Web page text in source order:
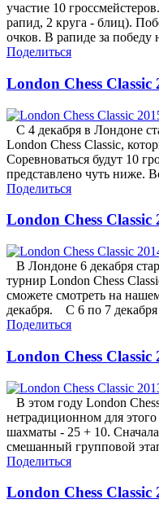
участие 10
рапид, 2 круга - блиц).
очков. В рапиде за победу
Поделиться
London Chess Classic
С 4 декабря в Лондоне
London Chess Classic,
Соревноваться будут 10
представлено чуть ниже.
Поделиться
London Chess Classic
В Лондоне 6 декабря
турнир London Chess
сможете смотреть на
декабря. С 6 по 7 декабря
Поделиться
London Chess Classic
В этом году London
нетрадиционном для
шахматы - 25 + 10. Сначала
смешанный групповой
Поделиться
London Chess Classic